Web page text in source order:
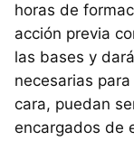
horas de
acción previa
las bases y
necesarias
cara, puedan
encargados de